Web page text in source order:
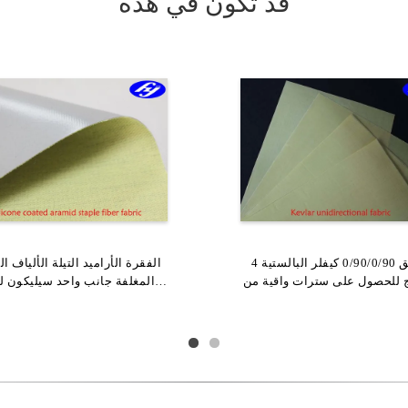
الفقرة الأراميد التيلة الألياف
المغلفة جانب واحد سيليكون
4 رقائق 0/90/0/90 كيفلر البالستية
للحصول على سترات واقية من
المعزز المركب
الفقرة الأراميد التيلة الألياف
سميك للعزل الحراري